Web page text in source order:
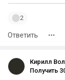
2
Ответить
Кирилл